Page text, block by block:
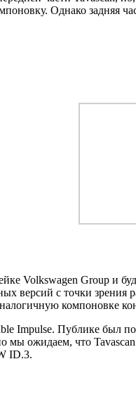
Однако задняя
Volkswagen Group и
версий с точки
компоновке
Impulse. Публике был
мы ожидаем, что
ID.3.